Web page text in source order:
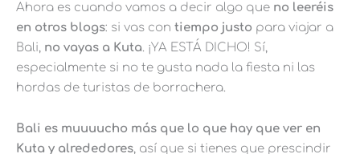
Ahora es cuando vamos a decir algo que no leeréis
en otros blogs: si vas con tiempo justo para viajar a
Bali, no vayas a Kuta. ¡YA ESTÁ DICHO! Sí,
especialmente si no te gusta nada la fiesta ni las
hordas de turistas de borrachera.
Bali es muuuucho más que lo que hay que ver en
Kuta y alrededores, así que si tienes que prescindir